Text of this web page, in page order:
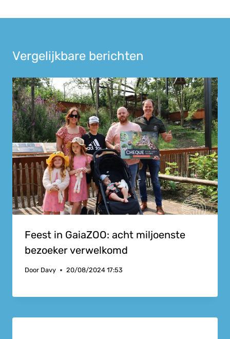
Vergelijkbare berichten
Feest in GaiaZOO: acht miljoenste
bezoeker verwelkomd
Door Davy 20/08/2024 17:53